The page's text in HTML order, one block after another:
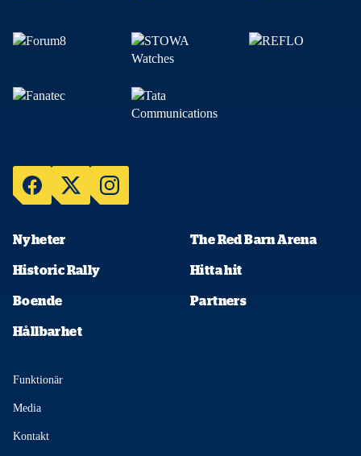
Nyheter The Red Barn Arena
Historic Rally Hitta hit
Boende Partners
Hållbarhet
Funktionär
Media
Kontakt